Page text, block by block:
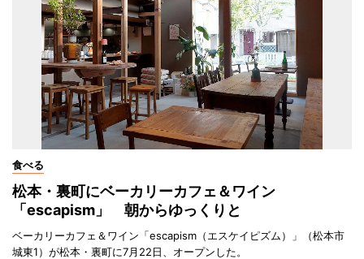
食べる
松本・裏町にベーカリーカフェ＆ワイン
「escapism」 朝からゆっくりと
ベーカリーカフェ＆ワイン「escapism（エスケイピズム）」（松本市
城東1）が松本・裏町に7月22日、オープンした。